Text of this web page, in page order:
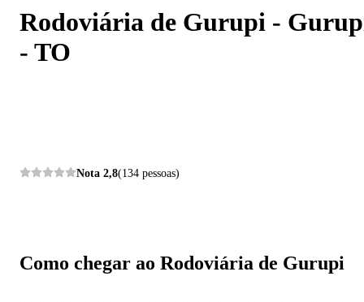
Rodoviária de Gurupi -
- TO
Nota 2,8(134 pessoas)
Como chegar ao Rodoviária de Gurupi